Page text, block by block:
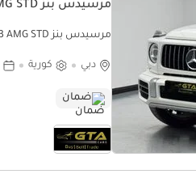
مرسيدس بنز G 63 AMG STD
مرسيدس بنز G 63 AMG STD
دبي كورية
ضمان